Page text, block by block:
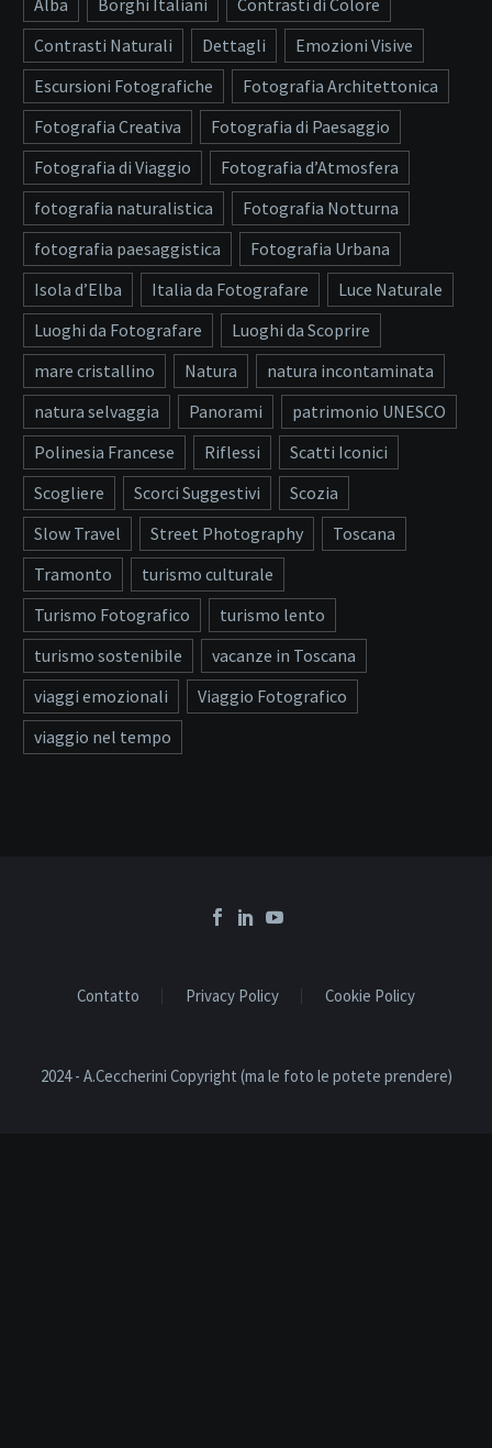
Alba Borghi Italiani
Contrasti di Colore
Contrasti Naturali
Dettagli
Emozioni Visive
Escursioni Fotografiche
Fotografia Architettonica
Fotografia Creativa
Fotografia di Paesaggio
Fotografia di Viaggio
Fotografia d’Atmosfera
fotografia naturalistica
Fotografia Notturna
fotografia paesaggistica
Fotografia Urbana
Isola d’Elba
Italia da Fotografare
Luce Naturale
Luoghi da Fotografare
Luoghi da Scoprire
mare cristallino
Natura
natura incontaminata
natura selvaggia
Panorami
patrimonio UNESCO
Polinesia Francese
Riflessi
Scatti Iconici
Scogliere
Scorci Suggestivi
Scozia
Slow Travel
Street Photography
Toscana
Tramonto
turismo culturale
Turismo Fotografico
turismo lento
turismo sostenibile
vacanze in Toscana
viaggi emozionali
Viaggio Fotografico
viaggio nel tempo
Contatto Privacy Policy Cookie Policy
2024 - A.Ceccherini Copyright (ma le foto le potete prendere)